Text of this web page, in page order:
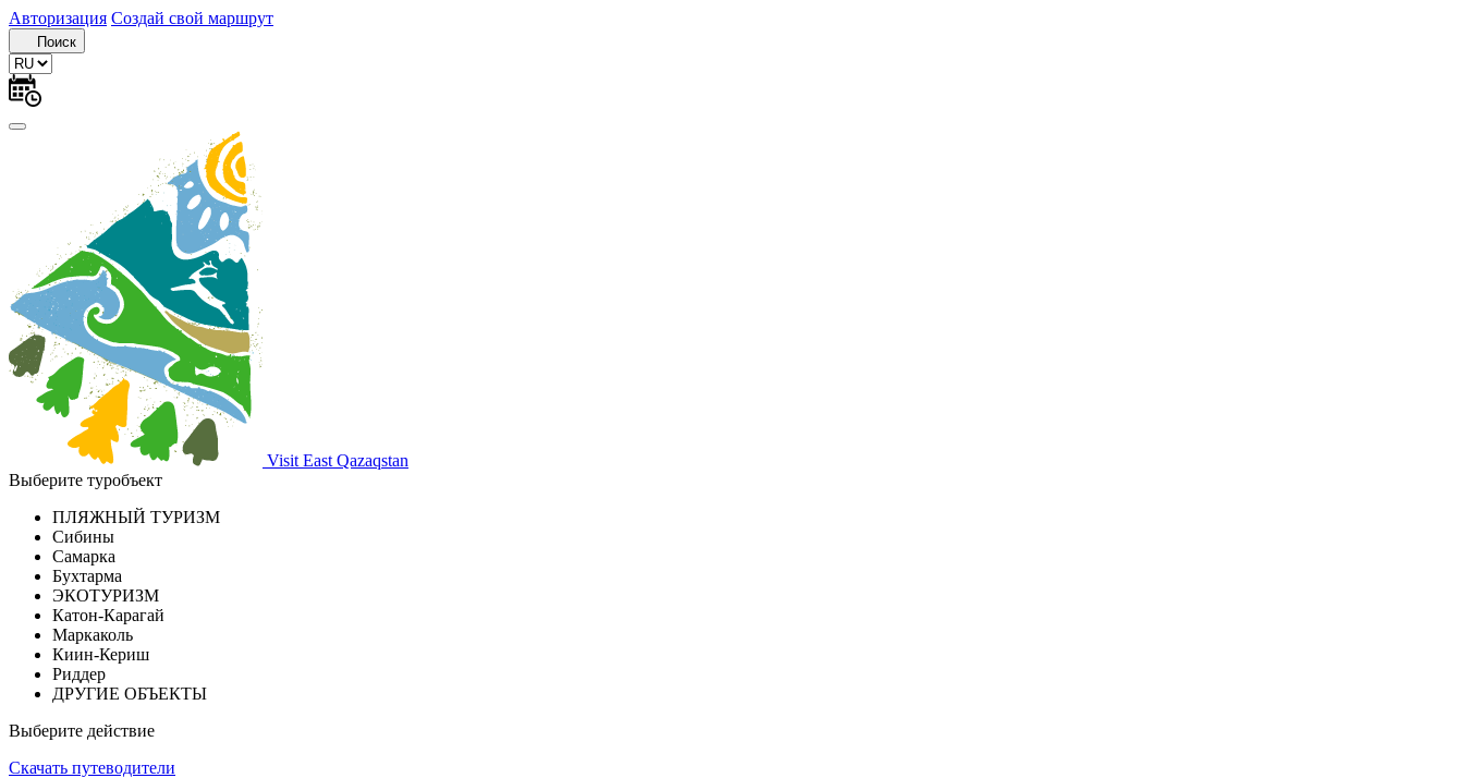
Авторизация Создай свой маршрут
Поиск
Visit East Qazaqstan
Выберите туробъект
ПЛЯЖНЫЙ ТУРИЗМ
Сибины
Самарка
Бухтарма
ЭКОТУРИЗМ
Катон-Карагай
Маркаколь
Киин-Кериш
Риддер
ДРУГИЕ ОБЪЕКТЫ
Выберите действие
Скачать путеводители